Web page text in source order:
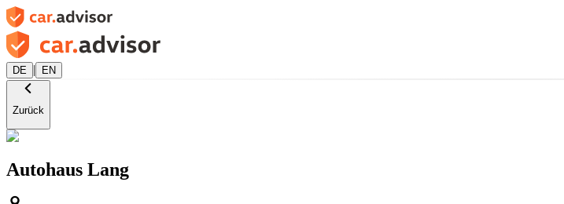
DE | EN
Zurück
Autohaus Lang